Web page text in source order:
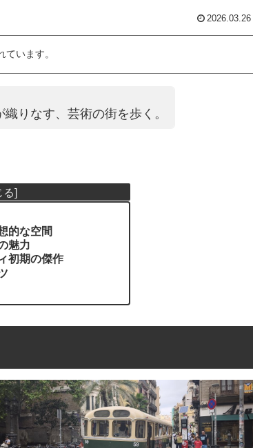
2026.03.26
います。
りなす、芸術の街を歩く。
的な空間
魅力
初期の傑作